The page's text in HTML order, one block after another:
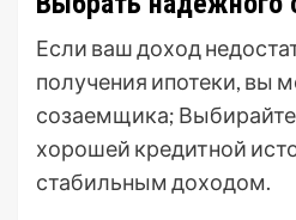
Если ваш доход
получения ипотеки, вы
созаемщика;
хорошей кредитной
стабильным доходом.